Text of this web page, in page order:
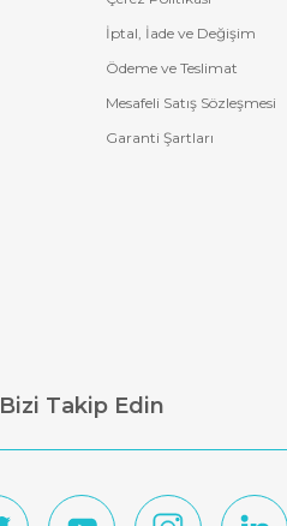
İptal, İade ve Değişim
Ödeme ve Teslimat
Mesafeli Satış Sözleşmesi
Garanti Şartları
Bizi Takip Edin